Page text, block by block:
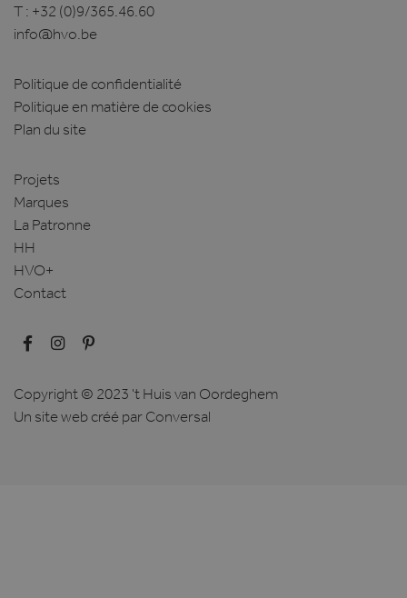
T : +32 (0)9/365.46.60
info@hvo.be
Politique de confidentialité
Politique en matière de cookies
Plan du site
Projets
Marques
La Patronne
HH
HVO+
Contact
Copyright © 2023 't Huis van Oordeghem
Un site web créé par Conversal